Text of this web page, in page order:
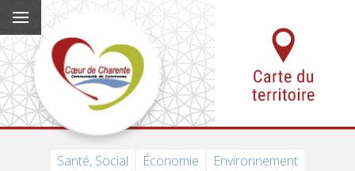
Santé, Social Économie
Environnement